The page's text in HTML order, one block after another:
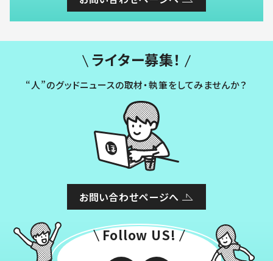
ライター募集！
“人”のグッドニュースの取材・執筆をしてみませんか？
お問い合わせページへ
Follow US!